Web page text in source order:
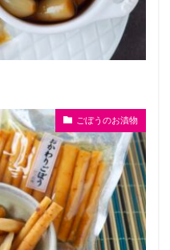
ごぼうのお漬物